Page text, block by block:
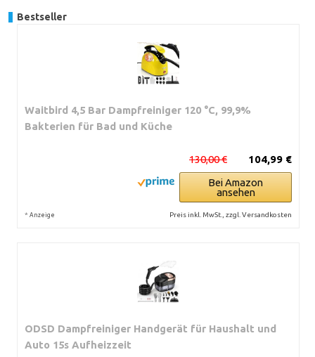
Bestseller
Waitbird 4,5 Bar Dampfreiniger 120 °C, 99,9%
Bakterien für Bad und Küche
104,99 €
130,00 €
Bei Amazon
ansehen
* Anzeige Preis inkl. MwSt., zzgl. Versandkosten
ODSD Dampfreiniger Handgerät für Haushalt und
Auto 15s Aufheizzeit